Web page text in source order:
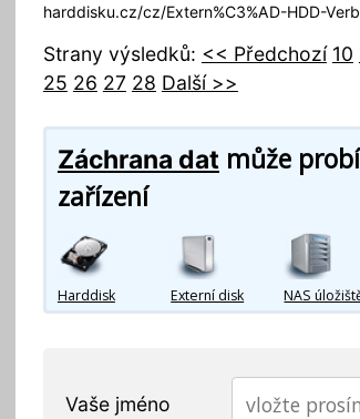
harddisku.cz/cz/Extern%C3%AD-HDD-
Strany výsledků: << Předchozí 10
25 26 27 28 Další >>
Záchrana datmůže
zařízení
Harddisk Externí disk NAS
Vaše jméno